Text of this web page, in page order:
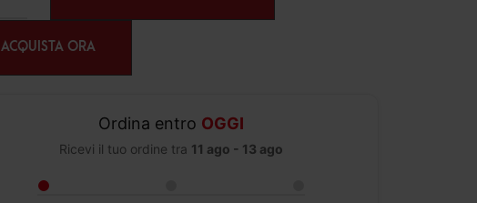
ACQUISTA ORA
Ordina entro OGGI
Ricevi il tuo ordine tra 11 ago - 13 ago